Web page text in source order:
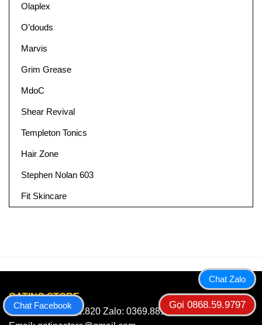
Olaplex
O’douds
Marvis
Grim Grease
MdoC
Shear Revival
Templeton Tonics
Hair Zone
Stephen Nolan 603
Fit Skincare
GATINO STORE
Hotline: 0369.881.820 Zalo: 0369.881.820
Chat Zalo
Chat Facebook Gọi 0868.59.9797